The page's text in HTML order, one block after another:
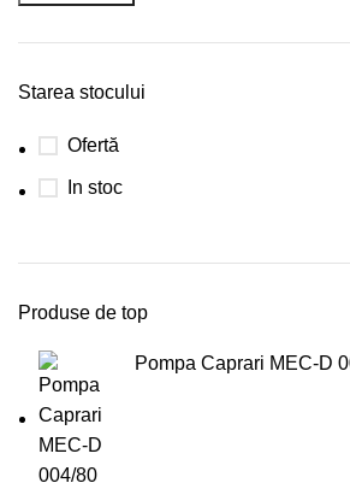
Starea stocului
Ofertă
In stoc
Produse de top
Pompa Caprari MEC-D